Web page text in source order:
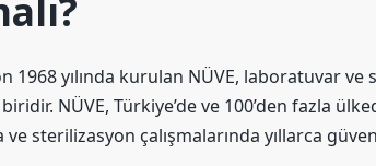
1968 yılında kurulan NÜVE, laboratuvar
NÜVE, Türkiye’de ve 100’den fazla
sterilizasyon çalışmalarında yıllarca